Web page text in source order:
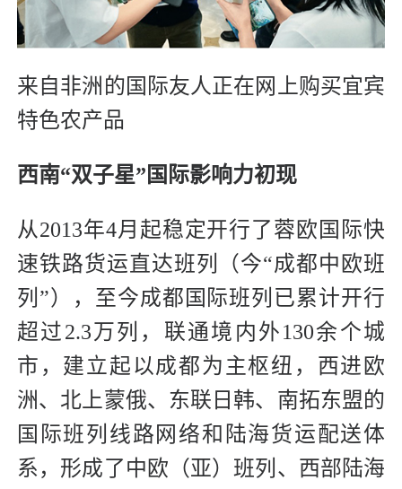
来自非洲的国际友人正在网上购买宜宾
特色农产品
西南“双子星”国际影响力初现
从2013年4月起稳定开行了蓉欧国际快
速铁路货运直达班列（今“成都中欧班
列”），至今成都国际班列已累计开行
超过2.3万列，联通境内外130余个城
市，建立起以成都为主枢纽，西进欧
洲、北上蒙俄、东联日韩、南拓东盟的
国际班列线路网络和陆海货运配送体
系，形成了中欧（亚）班列、西部陆海